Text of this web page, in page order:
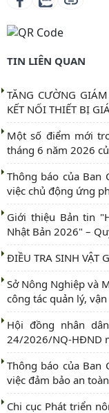
TIN LIÊN QUAN
TĂNG CƯỜNG GIÁM SÁT, XÁC MINH VÀ XỬ LÝ TÀU CÁ MẤT
KẾT NỐI THIẾT BỊ
Một số điểm mới trong Nghị định 246/206/NĐ-CP ngày 29
tháng 6 năm 2026
Thông báo của Ban Chỉ huy Phòng thủ dân sự thành phố về
việc chủ động ứng
Giới thiệu Bản tin "Hợp tác nông nghiệp giữa Việt Nam và
Nhật Bản 2026" –
ĐIỀU TRA SINH
Sở Nông Nghiệp và Môi trường thành phố Hải Phòng kiểm tra
công tác quản lý,
Hội đồng nhân dân thành phố ban hành Nghị quyết số
24/2026/NQ-HĐND
Thông báo của Ban Chỉ huy Phòng thủ dân sự thành phố về
việc đảm bảo an
Chi cục Phát triển nông thôn, Sở Nông nghiệp và Môi trường